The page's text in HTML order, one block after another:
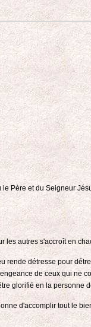
Père et du Seigneur
les autres s'accroît en
rende détresse pour
de ceux qui ne
glorifié en la personne
d'accomplir tout le